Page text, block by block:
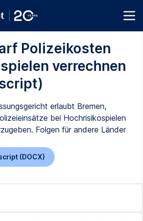
Polizeikosten
verrechnen
erlaubt Bremen,
bei Hochrisikospielen
Folgen für andere Länder
(DOCX)